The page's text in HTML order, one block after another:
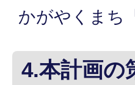
かがやくまち
4.本計画の